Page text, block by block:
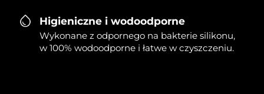
Higieniczne i wodoodporne
Wykonane z odpornego na bakterie silikonu,
w 100% wodoodporne i łatwe w czyszczeniu.